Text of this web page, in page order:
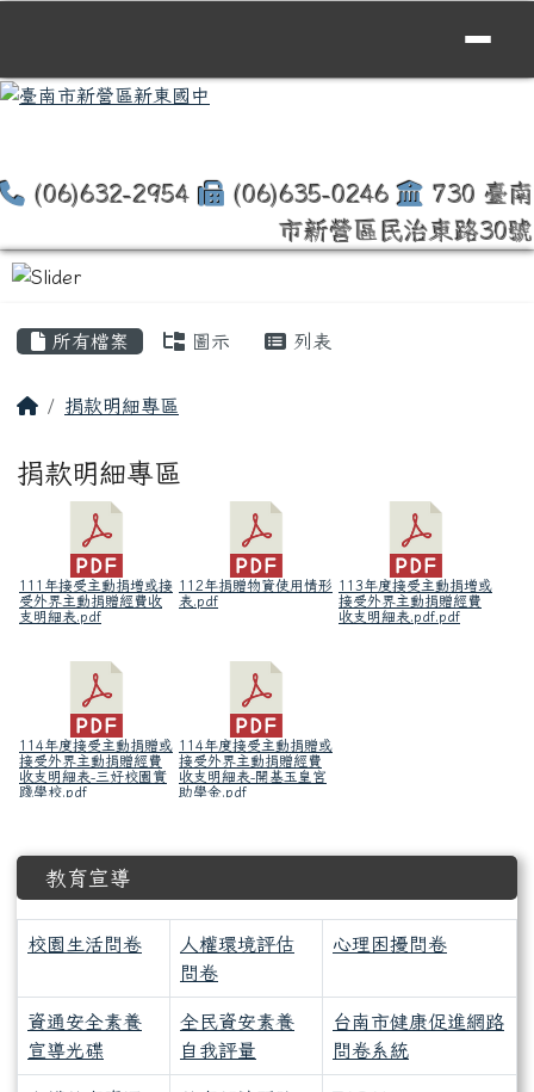
(06)632-2954 (06)635-0246
730 臺南
市新營區民治東路30號
所有檔案 圖示 列表
回首頁捐款明細專區
捐款明細專區
111年接受主動捐增或接
受外界主動捐贈經費收
支明細表.pdf
112年捐贈物資使用情形
表.pdf
113年度接受主動捐增或
接受外界主動捐贈經費
收支明細表.pdf.pdf
114年度接受主動捐贈或
接受外界主動捐贈經費
收支明細表-三好校園實
踐學校.pdf
114年度接受主動捐贈或
接受外界主動捐贈經費
收支明細表-開基玉皇宮
助學金.pdf
下中區域內容
教育宣導
校園生活問卷
人權環境評估
問卷
心理困擾問卷
資通安全素養
宣導光碟
全民資安素養
自我評量
台南市健康促進網路
問卷系統